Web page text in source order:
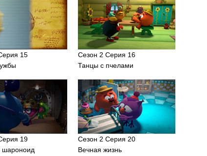
15
Сезон 2 Серия 16
Танцы с пчелами
19
шароноид
Сезон 2 Серия 20
Вечная жизнь